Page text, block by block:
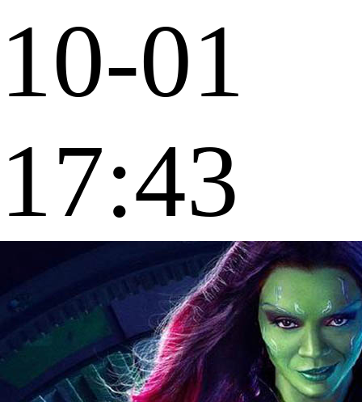
10-01
17:43